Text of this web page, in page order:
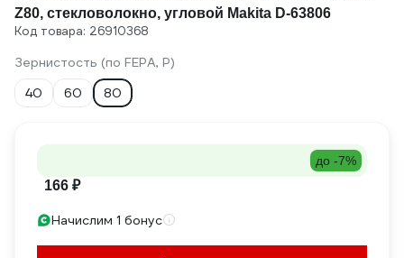
Z80, стекловолокно, угловой Makita D-63806
Код товара: 26910368
Зернистость (по FEPA, P)
40
60 80
до -7%
166 ₽
Начислим 1 бонус